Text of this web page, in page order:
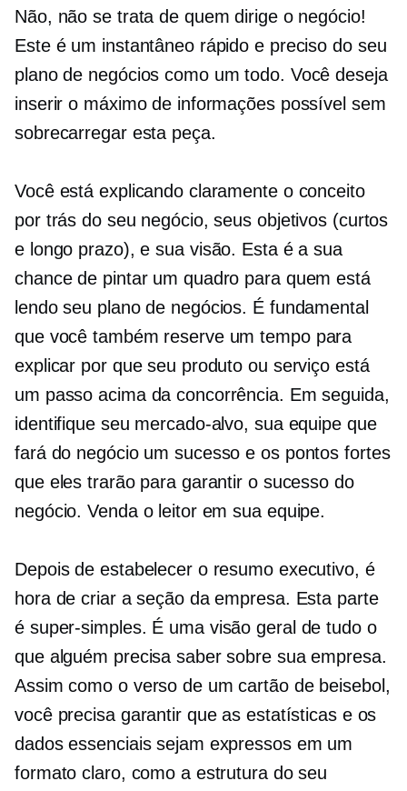
Não, não se trata de quem dirige o negócio!
Este é um instantâneo rápido e preciso do seu
plano de negócios como um todo. Você deseja
inserir o máximo de informações possível sem
sobrecarregar esta peça.
Você está explicando claramente o conceito
por trás do seu negócio, seus objetivos (curtos
e longo prazo), e sua visão. Esta é a sua
chance de pintar um quadro para quem está
lendo seu plano de negócios. É fundamental
que você também reserve um tempo para
explicar por que seu produto ou serviço está
um passo acima da concorrência. Em seguida,
identifique seu mercado-alvo, sua equipe que
fará do negócio um sucesso e os pontos fortes
que eles trarão para garantir o sucesso do
negócio. Venda o leitor em sua equipe.
Depois de estabelecer o resumo executivo, é
hora de criar a seção da empresa. Esta parte
é super-simples. É uma visão geral de tudo o
que alguém precisa saber sobre sua empresa.
Assim como o verso de um cartão de beisebol,
você precisa garantir que as estatísticas e os
dados essenciais sejam expressos em um
formato claro, como a estrutura do seu